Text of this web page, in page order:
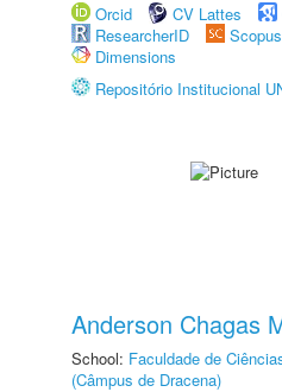
Orcid
CV Lattes
ResearcherID
Scopus
Dimensions
Repositório Institucional
Anderson Chagas
School: Faculdade de
(Câmpus de Dracena)